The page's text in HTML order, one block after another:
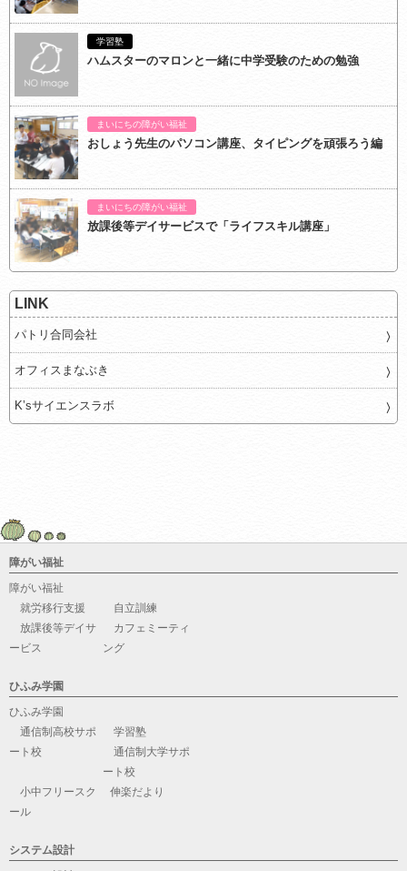
学習塾
ハムスターのマロンと一緒に中学受験のための勉強
まいにちの障がい福祉
おしょう先生のパソコン講座、タイピングを頑張ろう編
まいにちの障がい福祉
放課後等デイサービスで「ライフスキル講座」
LINK
パトリ合同会社
オフィスまなぶき
K’sサイエンスラボ
障がい福祉
障がい福祉
就労移行支援
自立訓練
放課後等デイサ
ービス
カフェミーティ
ング
ひふみ学園
ひふみ学園
通信制高校サポ
ート校
学習塾
通信制大学サポ
ート校
小中フリースク
ール
伸楽だより
システム設計